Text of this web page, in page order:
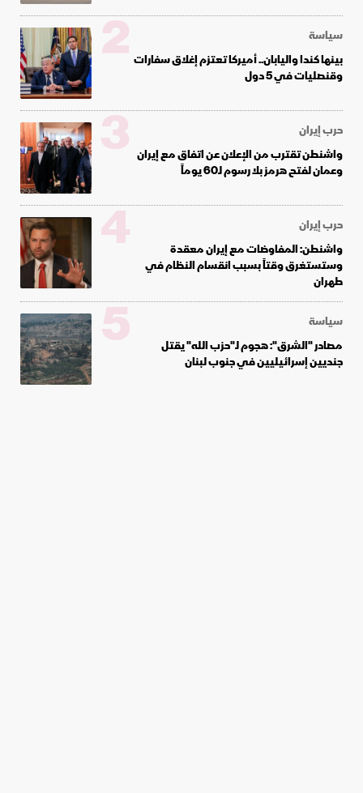
سياسة
بينها كندا واليابان.. أميركا تعتزم إغلاق سفارات
وقنصليات في 5 دول
2
حرب إيران
واشنطن تقترب من الإعلان عن اتفاق مع إيران
وعمان لفتح هرمز بلا رسوم لـ60 يوماً
3
حرب إيران
واشنطن: المفاوضات مع إيران معقدة
وستستغرق وقتاً بسبب انقسام النظام في
طهران
4
سياسة
مصادر "الشرق": هجوم لـ"حزب الله" يقتل
جنديين إسرائيليين في جنوب لبنان
5